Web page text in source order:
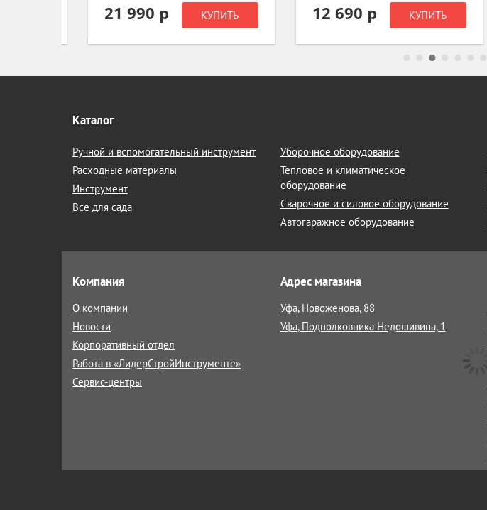
21 990 р КУПИТЬ 12 690 р КУПИТЬ
Каталог
Ручной и вспомогательный инструмент
Расходные материалы
Инструмент
Все для сада
Уборочное оборудование
Тепловое и климатическое
оборудование
Сварочное и силовое оборудование
Автогаражное оборудование
Компания
О компании
Новости
Корпоративный отдел
Работа в «ЛидерСтройИнструменте»
Сервис-центры
Адрес магазина
Уфа, Новоженова, 88
Уфа, Подполковника Недошивина, 1